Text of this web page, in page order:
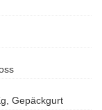
Gepäckgurt